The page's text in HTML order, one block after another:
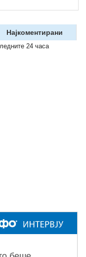
Најкоментирани
24 часа